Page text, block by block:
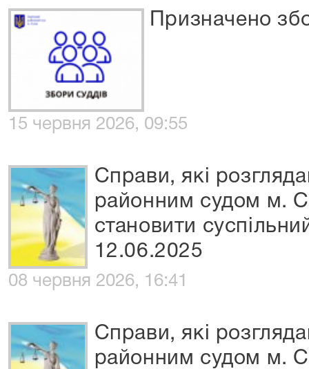
Призначено
15 червня 2026, 09:55
Справи, які
районним судом м.
становити
12.06.2025
08 червня 2026, 16:41
Справи, які
районним судом м.